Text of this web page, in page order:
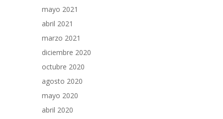
mayo 2021
abril 2021
marzo 2021
diciembre 2020
octubre 2020
agosto 2020
mayo 2020
abril 2020